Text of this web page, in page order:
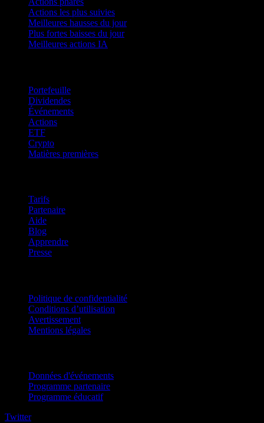
Actions les plus suivies
Meilleures hausses du jour
Plus fortes baisses du jour
Meilleures actions IA
Portefeuille
Dividendes
Événements
Actions
ETF
Crypto
Matières premières
Tarifs
Partenaire
Aide
Blog
Apprendre
Presse
Politique de confidentialité
Conditions d’utilisation
Avertissement
Mentions légales
Données d'événements
Programme partenaire
Programme éducatif
Twitter